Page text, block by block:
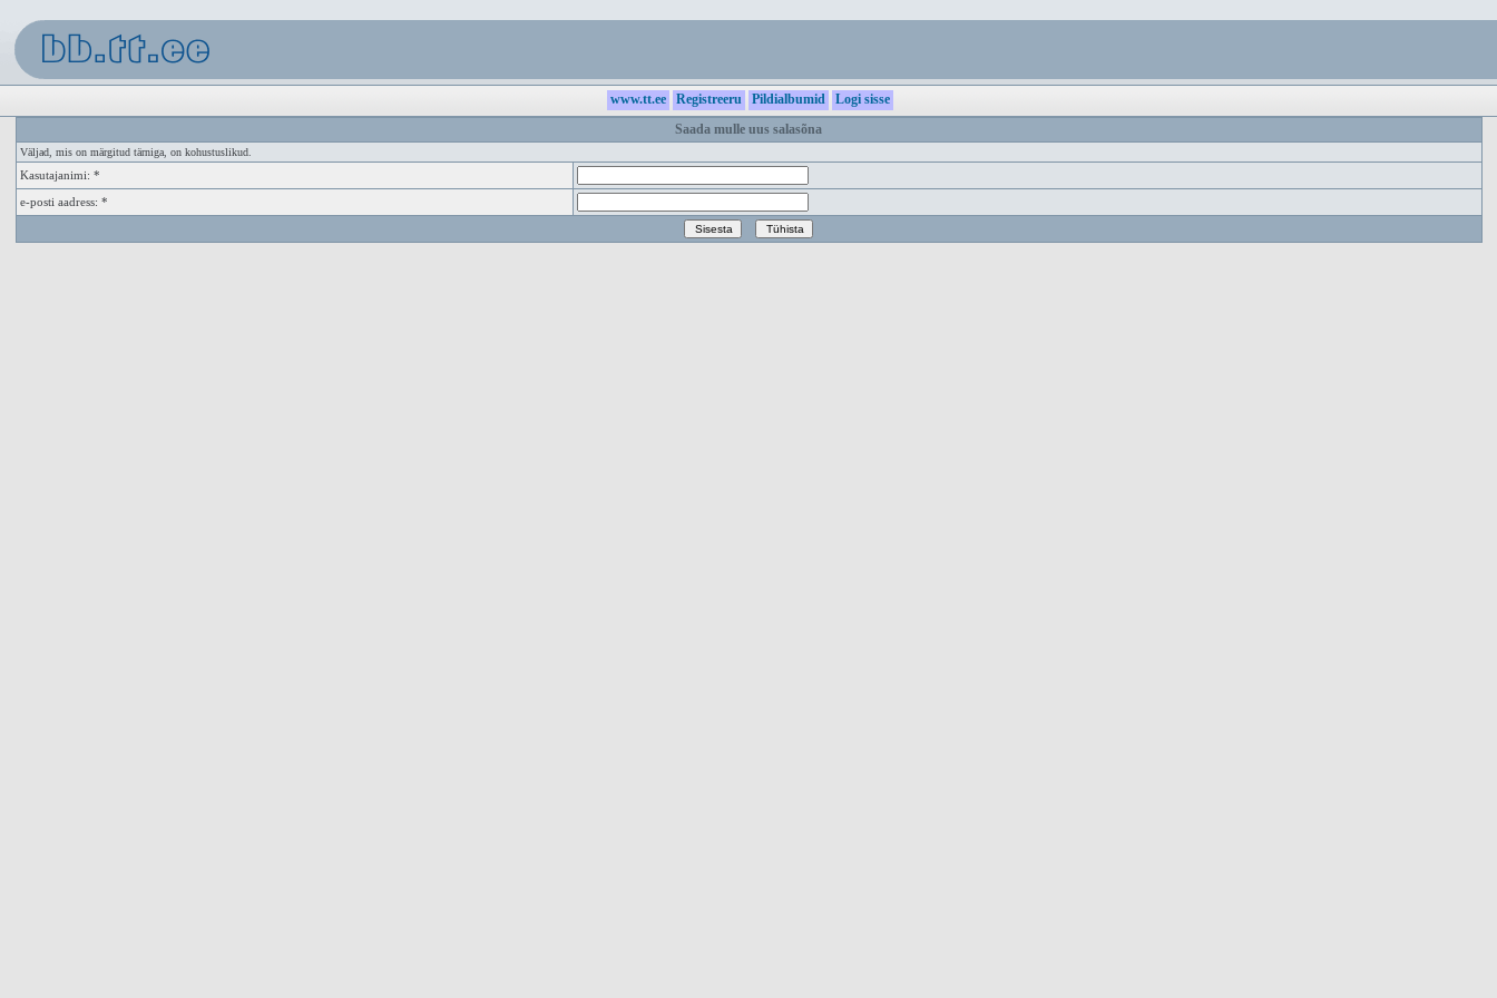
www.tt.ee Registreeru Pildialbumid
Logi sisse
Saada mulle uus salasõna
Väljad, mis on märgitud tärniga, on kohustuslikud.
Kasutajanimi: *
e-posti aadress: *